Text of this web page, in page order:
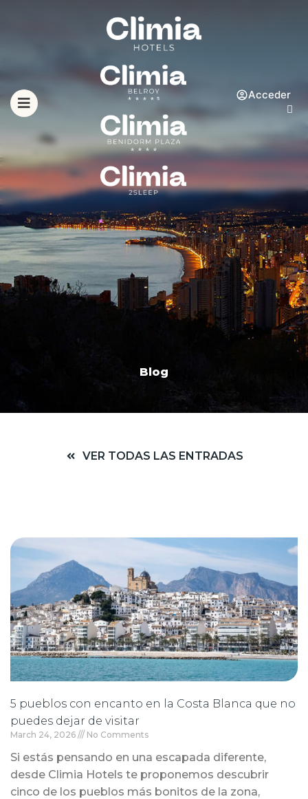
Acceder
Blog
VER TODAS LAS ENTRADAS
5 pueblos con encanto en la Costa Blanca que no
puedes dejar de visitar
March 24, 2026 No Comments
Si estás pensando en una escapada diferente,
desde Climia Hotels te proponemos descubrir
cinco de los pueblos más bonitos de la zona,